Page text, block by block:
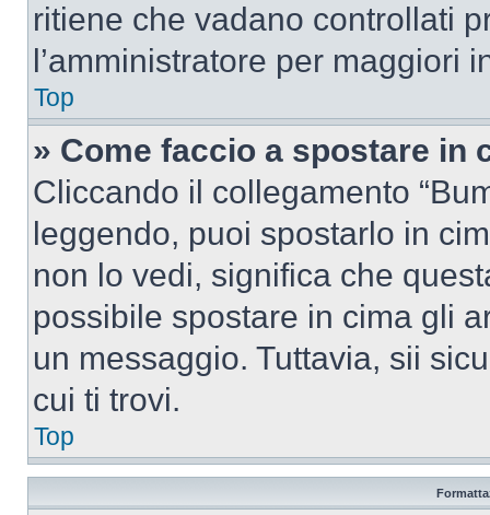
ritiene che vadano controllati
l’amministratore per maggiori
Top
» Come faccio a spostare in
Cliccando il collegamento
leggendo, puoi spostarlo in
non lo vedi, significa che
possibile spostare in cima gli
un messaggio. Tuttavia, sii
cui ti trovi.
Top